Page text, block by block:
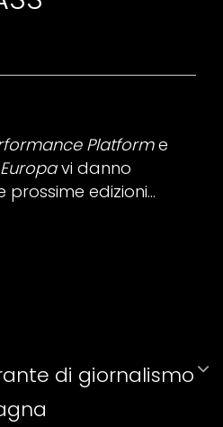
Platforme
vi danno
edizioni…
di giornalismo